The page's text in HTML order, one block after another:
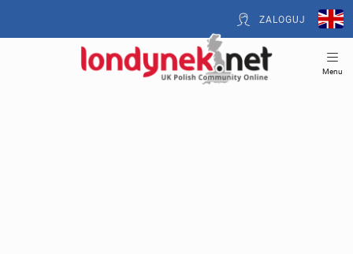
ZALOGUJ
Menu